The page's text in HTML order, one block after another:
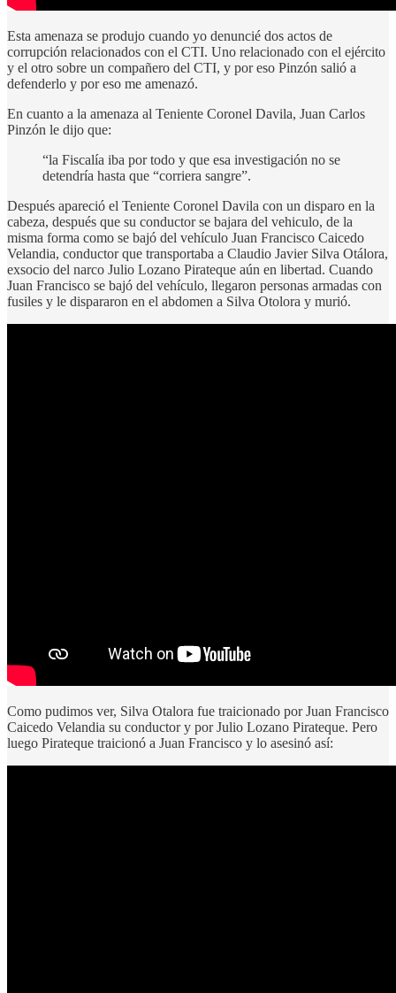
Esta amenaza se produjo cuando yo denuncié dos actos de
corrupción relacionados con el CTI. Uno relacionado con el ejército
y el otro sobre un compañero del CTI, y por eso Pinzón salió a
defenderlo y por eso me amenazó.
En cuanto a la amenaza al Teniente Coronel Davila, Juan Carlos
Pinzón le dijo que:
“la Fiscalía iba por todo y que esa investigación no se
detendría hasta que “corriera sangre”.
Después apareció el Teniente Coronel Davila con un disparo en la
cabeza, después que su conductor se bajara del vehiculo, de la
misma forma como se bajó del vehículo Juan Francisco Caicedo
Velandia, conductor que transportaba a Claudio Javier Silva Otálora,
exsocio del narco Julio Lozano Pirateque aún en libertad. Cuando
Juan Francisco se bajó del vehículo, llegaron personas armadas con
fusiles y le dispararon en el abdomen a Silva Otolora y murió.
Como pudimos ver, Silva Otalora fue traicionado por Juan Francisco
Caicedo Velandia su conductor y por Julio Lozano Pirateque. Pero
luego Pirateque traicionó a Juan Francisco y lo asesinó así: